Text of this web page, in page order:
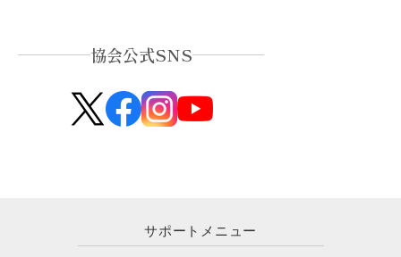
協会公式SNS
サポートメニュー